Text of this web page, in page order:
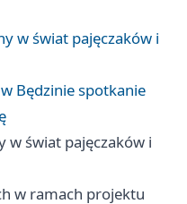
w świat pajęczaków i
Będzinie spotkanie
w świat pajęczaków i
w ramach projektu